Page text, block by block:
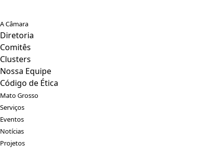
A Câmara
Diretoria
Comitês
Clusters
Nossa Equipe
Código de Ética
Mato Grosso
Serviços
Eventos
Notícias
Projetos